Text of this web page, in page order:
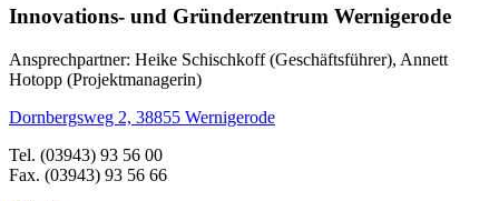
Innovations- und Gründerzentrum Wernigerode
Ansprechpartner: Heike Schischkoff (Geschäftsführer), Annett
Hotopp (Projektmanagerin)
Dornbergsweg 2, 38855 Wernigerode
Tel. (03943) 93 56 00
Fax. (03943) 93 56 66